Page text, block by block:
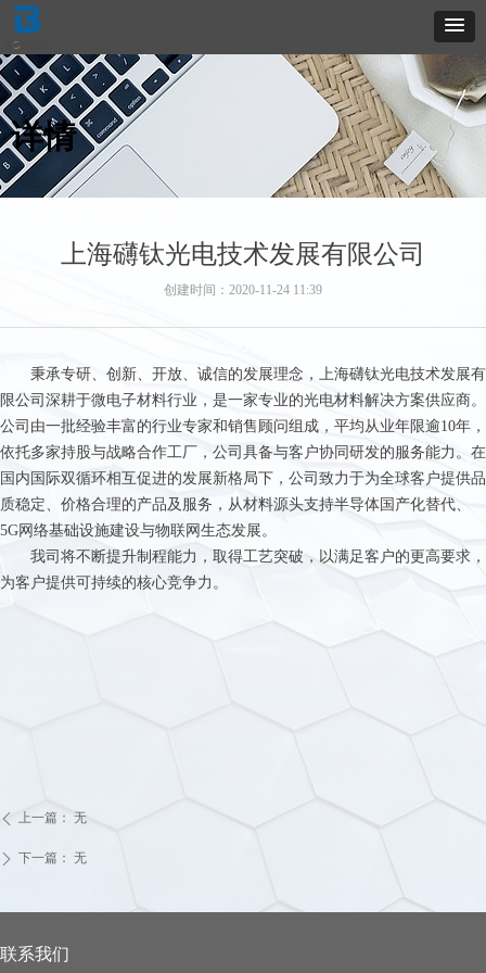
上海礴钛光电技术发展有限公司
秉承专研、创新、开放、诚信的发展理念，上海礴钛光电技术发展有
限公司深耕于微电子材料行业，是一家专业的光电材料解决方案供应商。
公司由一批经验丰富的行业专家和销售顾问组成，平均从业年限逾10年，
依托多家持股与战略合作工厂，公司具备与客户协同研发的服务能力。在
国内国际双循环相互促进的发展新格局下，公司致力于为全球客户提供品
质稳定、价格合理的产品及服务，从材料源头支持半导体国产化替代、
5G网络基础设施建设与物联网生态发展。
我司将不断提升制程能力，取得工艺突破，以满足客户的更高要求，
为客户提供可持续的核心竞争力。
详情
ꄴ 上一篇： 无
ꄲ 下一篇： 无
创建时间： 2020-11-24 11:39
联系我们